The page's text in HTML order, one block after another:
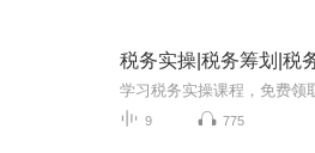
税务实操|税务筹划|税
9 775